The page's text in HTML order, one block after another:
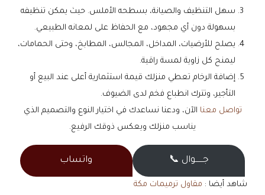
سهل التنظيف والصيانة، بسطحه الأملس. حيث يمكن تنظيفه
بسهولة دون أي مجهود، مع الحفاظ على لمعانه الطبيعي.
يصلح للأرضيات، المداخل، المجالس، المطابخ، وحتى الحمامات،
ليمنح كل زاوية لمسة راقية.
إضافة الرخام تعطي منزلك قيمة استثمارية أعلى عند البيع أو
التأجير، وتترك انطباع فخم لدى الضيوف.
تواصل معنا الآن، ودعنا نساعدك في اختيار النوع والتصميم الذي
يناسب منزلك ويعكس ذوقك الرفيع.
جــــــوال 📞 واتساب
شاهد أيضا : مقاول ترميمات مكة